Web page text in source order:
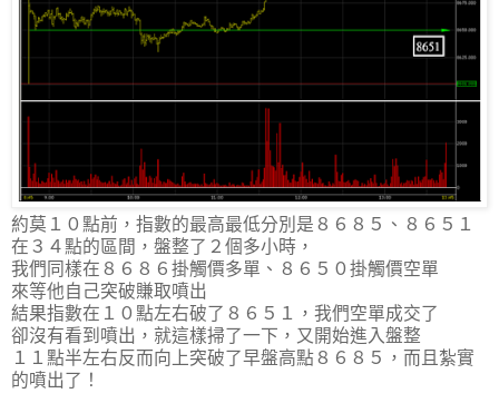
約莫１０點前，指數的最高最低分別是８６８５、８６５１
在３４點的區間，盤整了２個多小時，
我們同樣在８６８６掛觸價多單、８６５０掛觸價空單
來等他自己突破賺取噴出
結果指數在１０點左右破了８６５１，我們空單成交了
卻沒有看到噴出，就這樣掃了一下，又開始進入盤整
１１點半左右反而向上突破了早盤高點８６８５，而且紮實
的噴出了！